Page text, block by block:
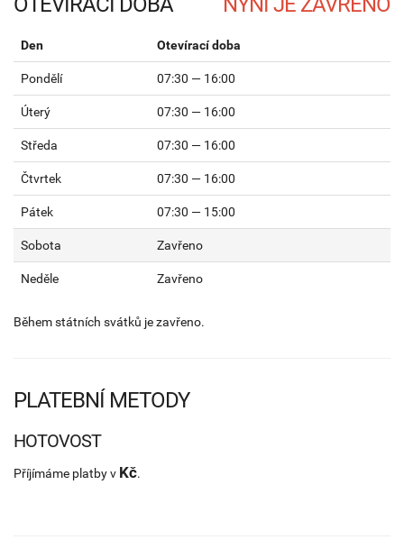
Den Otevírací doba
Pondělí 07:30 — 16:00
Úterý 07:30 — 16:00
Středa 07:30 — 16:00
Čtvrtek 07:30 — 16:00
Pátek 07:30 — 15:00
Sobota Zavřeno
Neděle Zavřeno
Během státních svátků je zavřeno.
PLATEBNÍ METODY
HOTOVOST
Příjímáme platby v Kč.